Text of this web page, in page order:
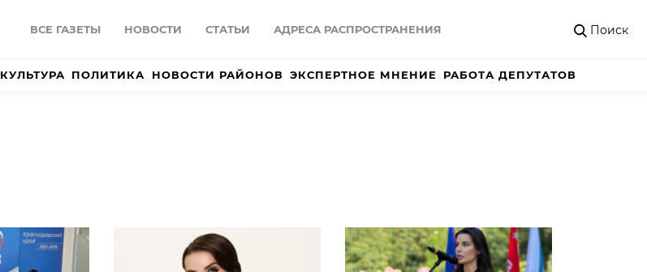
ВСЕ ГАЗЕТЫ НОВОСТИ СТАТЬИ АДРЕСА РАСПРОСТРАНЕНИЯ Поиск
КУЛЬТУРА ПОЛИТИКА НОВОСТИ РАЙОНОВ ЭКСПЕРТНОЕ МНЕНИЕ РАБОТА ДЕПУТАТОВ